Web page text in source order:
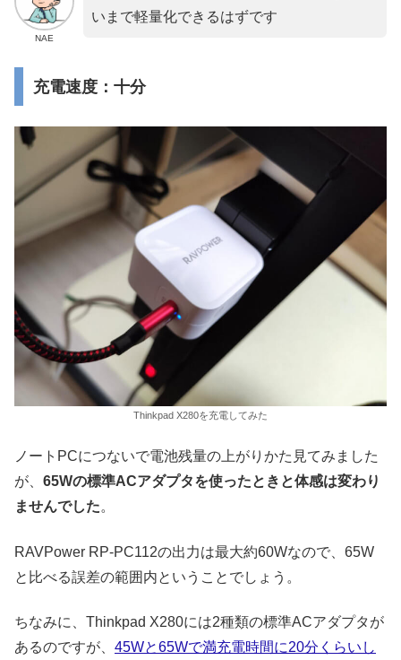
NAE
いまで軽量化できるはずです
充電速度：十分
Thinkpad X280を充電してみた
ノートPCにつないで電池残量の上がりかた見てみました
が、 65Wの標準ACアダプタを使ったときと体感は変わり
ませんでした。
RAVPower RP-PC112の出力は最大約60Wなので、65W
と比べる誤差の範囲内ということでしょう。
ちなみに、Thinkpad X280には2種類の標準ACアダプタが
あるのですが、 45Wと65Wで満充電時間に20分くらいし